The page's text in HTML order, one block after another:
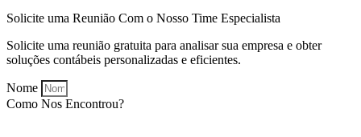
Solicite uma Reunião Com o Nosso Time Especialista
Solicite uma reunião gratuita para analisar sua empresa e obter
soluções contábeis personalizadas e eficientes.
Nome
Como Nos Encontrou?